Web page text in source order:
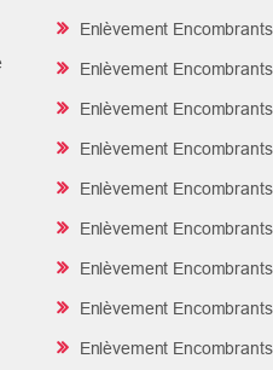
Enlèvement
Enlèvement
Enlèvement
Enlèvement
Enlèvement
Enlèvement
Enlèvement
Enlèvement
Enlèvement